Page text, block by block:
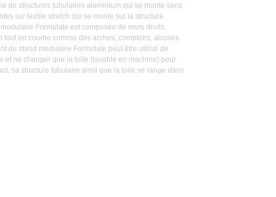
de structures tubulaires aluminium qui se monte sans
sur textile stretch qui se monte sur la structure
Formulate est composée de murs droits,
en courbe comme des arches, comptoirs, alcoves
du stand modulaire Formulate peut être utilisé de
et ne changer que la toile (lavable en machine) pour
sa structure tubulaire ainsi que la toile se range dans